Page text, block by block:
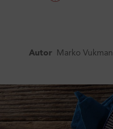
Autor Marko Vukman